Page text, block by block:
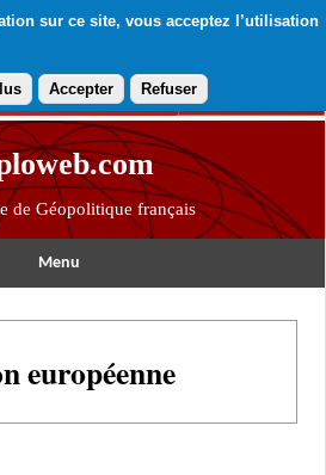
sur ce site, vous acceptez l’utilisation
Accepter Refuser
de Géopolitique français
Menu
européenne